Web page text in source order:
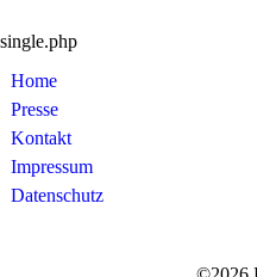
single.php
Home
Presse
Kontakt
Impressum
Datenschutz